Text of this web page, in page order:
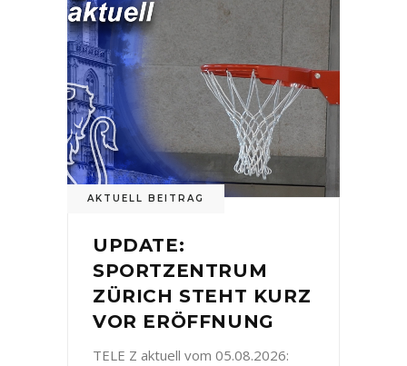
AKTUELL BEITRAG
UPDATE:
SPORTZENTRUM
ZÜRICH STEHT KURZ
VOR ERÖFFNUNG
TELE Z aktuell vom 05.08.2026: